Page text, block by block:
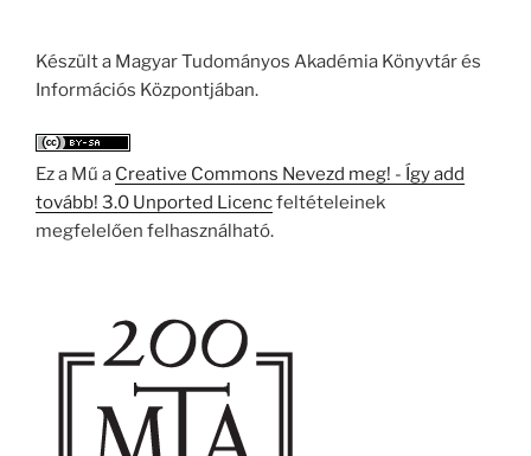
Készült a Magyar Tudományos Akadémia Könyvtár és
Információs Központjában.
Ez a Mű a Creative Commons Nevezd meg! - Így add
tovább! 3.0 Unported Licencfeltételeinek
megfelelően felhasználható.